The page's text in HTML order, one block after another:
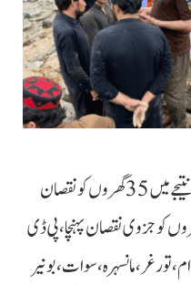
پی ڈی ایم اے کے مطابق حادثات کے نتیجے میں 35 گھروں کو نقصان
گھر مکمل تباہ ہوگئے جبکہ 28 گھروں کو جزوی نقصان پہنچا، پی ڈی
تورغر، مانسہرہ، سوات، بونیر